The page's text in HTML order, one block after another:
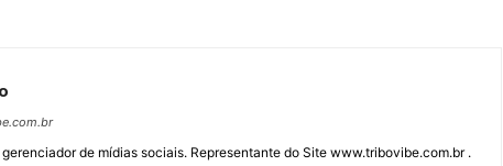
de mídias sociais. Representante do Site www.tribovibe.com.br .